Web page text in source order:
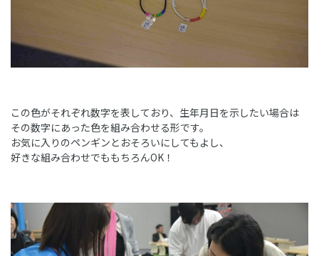
この色がそれぞれ数字を表しており、生年月日を示したい場合は
その数字にあった色を組み合わせる形です。
お気に入りのペンギンとおそろいにしてもよし、
好きな組み合わせでももちろんOK！